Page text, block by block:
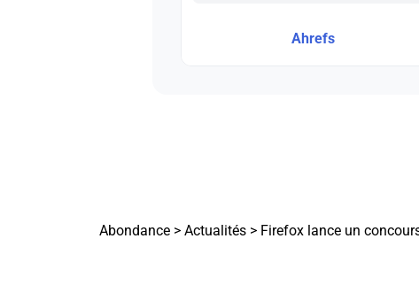
Ahrefs
Abondance > Actualités > Firefox lance un